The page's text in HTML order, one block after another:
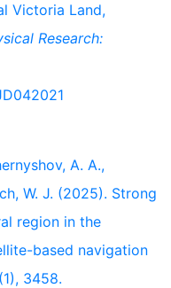
Victoria Land,
Research:
A. A.,
W. J. (2025). Strong
region in the
based navigation
(1), 3458.